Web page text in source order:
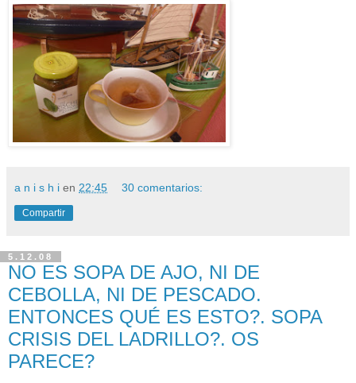
a n i s h i en 22:45 30 comentarios:
Compartir
5.12.08
NO ES SOPA DE AJO, NI DE
CEBOLLA, NI DE PESCADO.
ENTONCES QUÉ ES ESTO?. SOPA
CRISIS DEL LADRILLO?. OS
PARECE?